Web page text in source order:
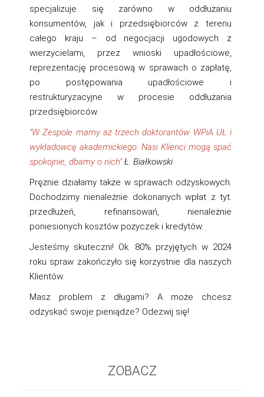
specjalizuje się zarówno w oddłużaniu
konsumentów, jak i przedsiębiorców z terenu
całego kraju – od negocjacji ugodowych z
wierzycielami, przez wnioski upadłościowe,
reprezentację procesową w sprawach o zapłatę,
po postępowania upadłościowe i
restrukturyzacyjne w procesie oddłużania
przedsiębiorców.
"W Zespole mamy aż trzech doktorantów WPiA UŁ i
wykładowcę akademickiego. Nasi Klienci mogą spać
spokojnie, dbamy o nich"Ł. Białkowski
Prężnie działamy także w sprawach odzyskowych.
Dochodzimy nienależnie dokonanych wpłat z tyt.
przedłużeń, refinansowań, nienależnie
poniesionych kosztów pożyczek i kredytów.
Jesteśmy skuteczni! Ok. 80% przyjętych w 2024
roku spraw zakończyło się korzystnie dla naszych
Klientów.
Masz problem z długami? A może chcesz
odzyskać swoje pieniądze? Odezwij się!
ZOBACZ